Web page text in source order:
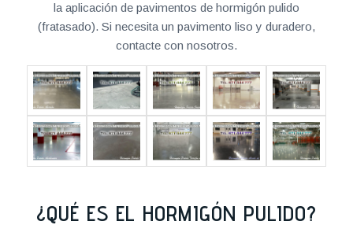
la aplicación de pavimentos de hormigón pulido
(fratasado). Si necesita un pavimento liso y duradero,
contacte con nosotros.
¿QUÉ ES EL HORMIGÓN PULIDO?